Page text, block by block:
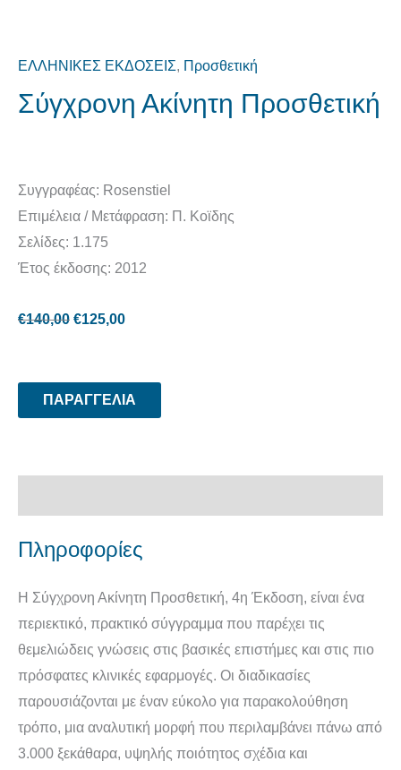
ΕΛΛΗΝΙΚΕΣ ΕΚΔΟΣΕΙΣ, Προσθετική
Σύγχρονη Ακίνητη Προσθετική
Συγγραφέας: Rosenstiel
Επιμέλεια / Μετάφραση: Π. Κοϊδης
Σελίδες: 1.175
Έτος έκδοσης: 2012
€140,00 €125,00
ΠΑΡΑΓΓΕΛΙΑ
Πληροφορίες
Η Σύγχρονη Ακίνητη Προσθετική, 4η Έκδοση, είναι ένα
περιεκτικό, πρακτικό σύγγραμμα που παρέχει τις
θεμελιώδεις γνώσεις στις βασικές επιστήμες και στις πιο
πρόσφατες κλινικές εφαρμογές. Οι διαδικασίες
παρουσιάζονται με έναν εύκολο για παρακολούθηση
τρόπο, μια αναλυτική μορφή που περιλαμβάνει πάνω από
3.000 ξεκάθαρα, υψηλής ποιότητος σχέδια και